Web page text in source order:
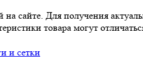
на сайте. Для получения
товара могут
и сетки